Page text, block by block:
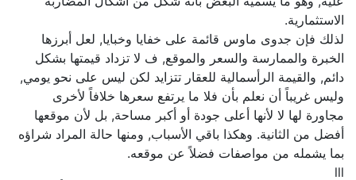
الاستثمارية.
لذلك فإن جدوى ماوس قائمة على خفايا وخبايا, لعل أبرزها
الخبرة والممارسة والسعر والموقع, ف لا تزداد قيمتها بشكل
دائم, والقيمة الرأسمالية للعقار تتزايد لكن ليس على نحو يومي,
وليس غريباً أن نعلم بأن فلا ما يرتفع سعرها خلافاً لأخرى
مجاورة لها لا لأنها أعلى جودة أو أكبر مساحة, بل لأن موقعها
أفضل من الثانية. وهكذا باقي الأسباب, ومنها حالة المراد شراؤه
بما يشمله من مواصفات فضلاً عن موقعه.